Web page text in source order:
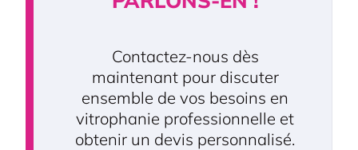
Contactez-nous dès
maintenant pour discuter
ensemble de vos besoins en
vitrophanie professionnelle et
obtenir un devis personnalisé.